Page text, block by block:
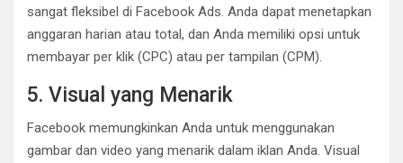
sangat fleksibel di Facebook Ads. Anda dapat menetapkan
anggaran harian atau total, dan Anda memiliki opsi untuk
membayar per klik (CPC) atau per tampilan (CPM).
5. Visual yang Menarik
Facebook memungkinkan Anda untuk menggunakan
gambar dan video yang menarik dalam iklan Anda. Visual